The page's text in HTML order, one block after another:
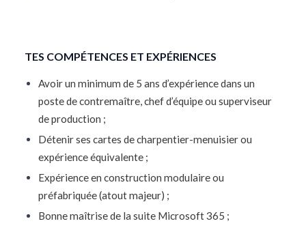
TES COMPÉTENCES ET EXPÉRIENCES
Avoir un minimum de 5 ans d’expérience dans un
poste de contremaître, chef d’équipe ou superviseur
de production ;
Détenir ses cartes de charpentier-menuisier ou
expérience équivalente ;
Expérience en construction modulaire ou
préfabriquée (atout majeur) ;
Bonne maîtrise de la suite Microsoft 365 ;